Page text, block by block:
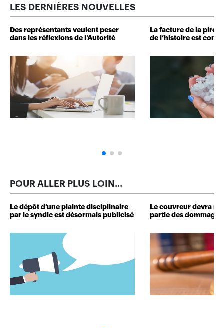
LES DERNIÈRES NOUVELLES
Des représentants veulent peser
dans les réflexions de l’Autorité
La facture de la pire
de l’histoire est
POUR ALLER PLUS LOIN...
Le dépôt d’une plainte disciplinaire
par le syndic est désormais publicisé
Le couvreur devra
partie des dommages